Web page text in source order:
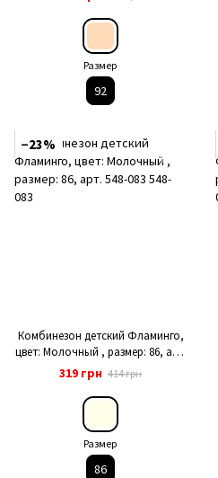
Размер
92
−23%
Комбинезон детский Фламинго,
цвет: Молочный , размер: 86, арт.
548-083
319 грн 414 грн
Размер
86